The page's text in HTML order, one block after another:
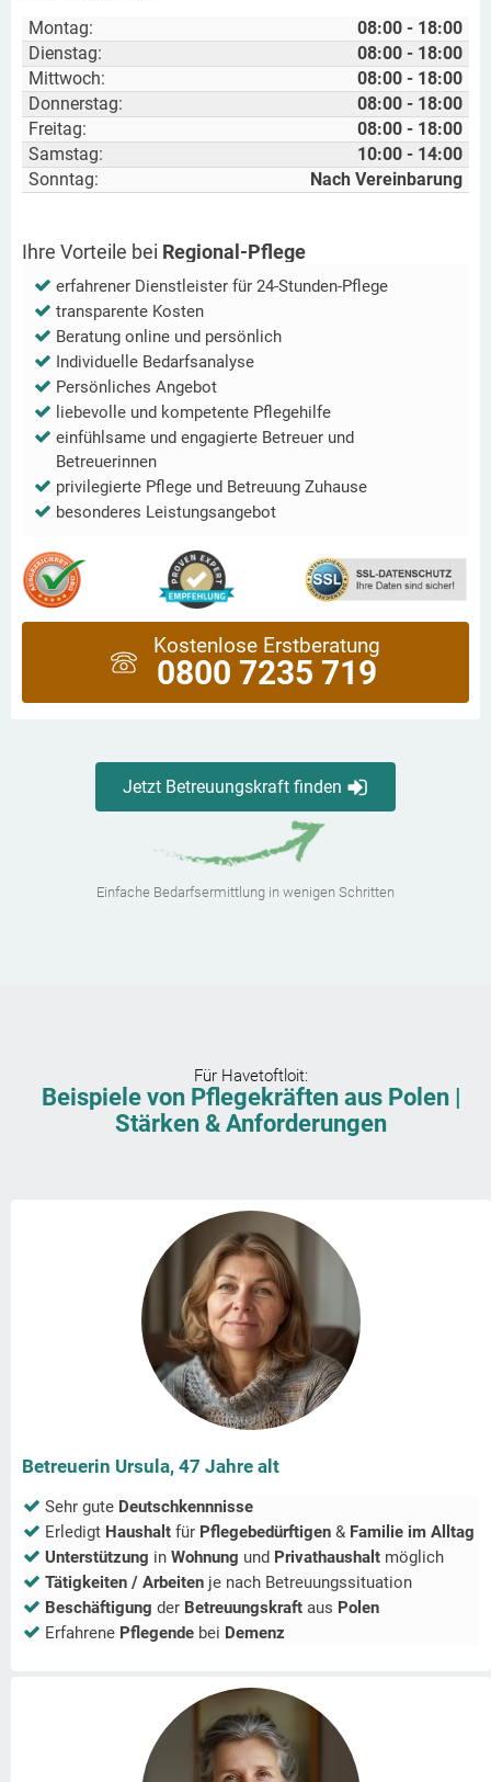
Montag:
08:00 - 18:00
Dienstag:
08:00 - 18:00
Mittwoch:
08:00 - 18:00
Donnerstag:
08:00 - 18:00
Freitag:
08:00 - 18:00
Samstag:
10:00 - 14:00
Sonntag:
Nach Vereinbarung
Ihre Vorteile bei Regional-Pflege
erfahrener Dienstleister für 24-Stunden-Pflege
transparente Kosten
Beratung online und persönlich
Individuelle Bedarfsanalyse
Persönliches Angebot
liebevolle und kompetente Pflegehilfe
einfühlsame und engagierte Betreuer und
Betreuerinnen
privilegierte Pflege und Betreuung Zuhause
besonderes Leistungsangebot
Kostenlose Erstberatung
0800 7235 719
Jetzt Betreuungskraft finden
Einfache Bedarfsermittlung in wenigen Schritten
Für Havetoftloit:
Beispiele von Pflegekräften aus Polen |
Stärken & Anforderungen
Betreuerin Ursula, 47 Jahre alt
Sehr gute Deutschkennnisse
Erledigt Haushalt für Pflegebedürftigen & Familie im Alltag
Unterstützung in Wohnung und Privathaushalt möglich
Tätigkeiten / Arbeiten je nach Betreuungssituation
Beschäftigung der Betreuungskraft aus Polen
Erfahrene Pflegende bei Demenz